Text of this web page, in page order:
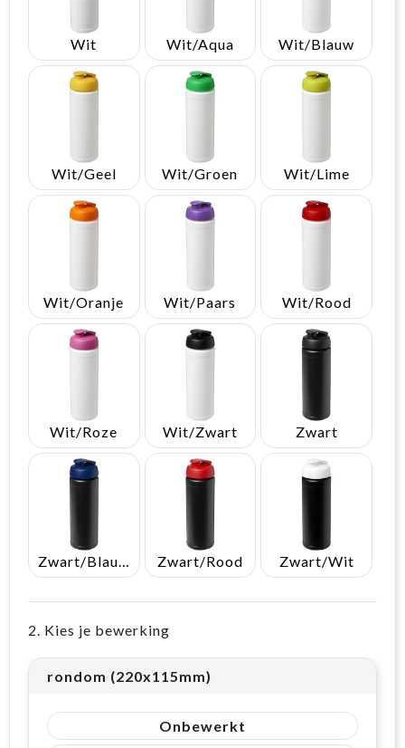
Wit Wit/Aqua Wit/Blauw
Wit/Geel Wit/Groen Wit/Lime
Wit/Oranje Wit/Paars Wit/Rood
Wit/Roze Wit/Zwart Zwart
Zwart/Rood Zwart/Wit
2. Kies je bewerking
rondom (220x115mm)
Onbewerkt